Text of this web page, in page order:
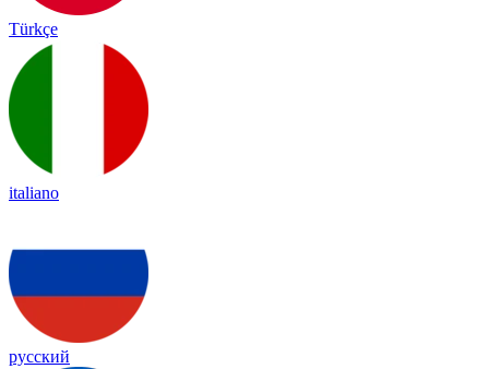
Türkçe
italiano
русский